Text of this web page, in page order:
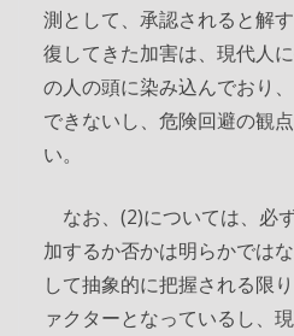
測として、承認されると解
復してきた加害は、現代人
の人の頭に染み込んでおり
できないし、危険回避の観
い。
なお、(2)については、必
加するか否かは明らかでは
して抽象的に把握される限
ァクターとなっているし、